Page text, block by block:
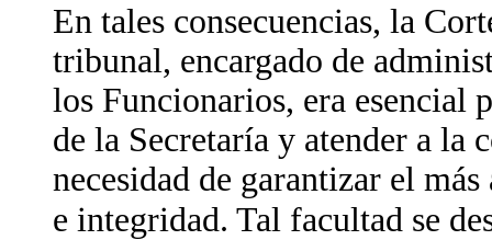
En tales consecuencias, la
tribunal, encargado de
los Funcionarios, era esencial
de la Secretaría y atender a la
necesidad de garantizar el
e integridad. Tal facultad se